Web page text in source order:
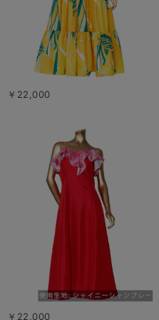
￥22,000
￥22,000